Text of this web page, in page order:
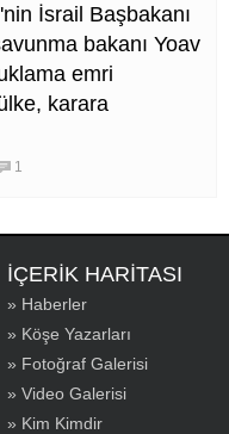
İsrail Başbakanı
bakanı Yoav
emri
karara
1
İÇERİK HARİTASI
» Haberler
» Köşe Yazarları
» Fotoğraf Galerisi
» Video Galerisi
» Kim Kimdir